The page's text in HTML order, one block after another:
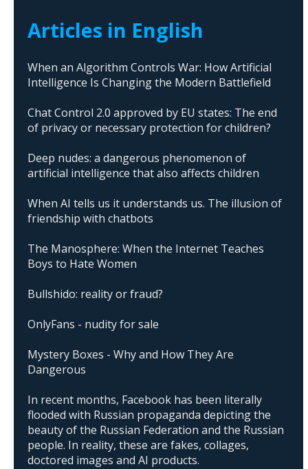
Articles in English
When an Algorithm Controls War: How Artificial
Intelligence Is Changing the Modern Battlefield
Chat Control 2.0 approved by EU states: The end
of privacy or necessary protection for children?
Deep nudes: a dangerous phenomenon of
artificial intelligence that also affects children
When AI tells us it understands us. The illusion of
friendship with chatbots
The Manosphere: When the Internet Teaches
Boys to Hate Women
Bullshido: reality or fraud?
OnlyFans - nudity for sale
Mystery Boxes - Why and How They Are
Dangerous
In recent months, Facebook has been literally
flooded with Russian propaganda depicting the
beauty of the Russian Federation and the Russian
people. In reality, these are fakes, collages,
doctored images and AI products.